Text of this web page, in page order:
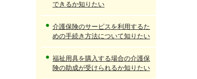
できるか知りたい
介護保険のサービスを利用するた
めの手続き方法について知りたい
福祉用具を購入する場合の介護保
険の助成が受けられるか知りたい